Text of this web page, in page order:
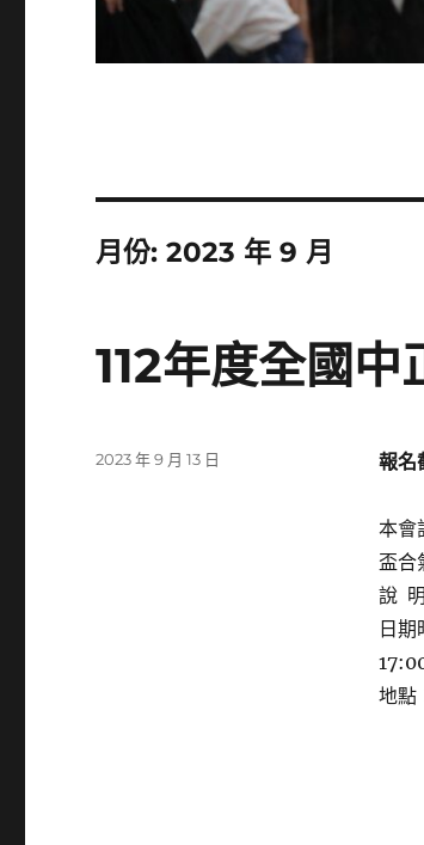
月份:2023 年 9 月
112年度全國
報名
本會
盃合
說 明
日期
地點
發
2023 年 9 月 13 日